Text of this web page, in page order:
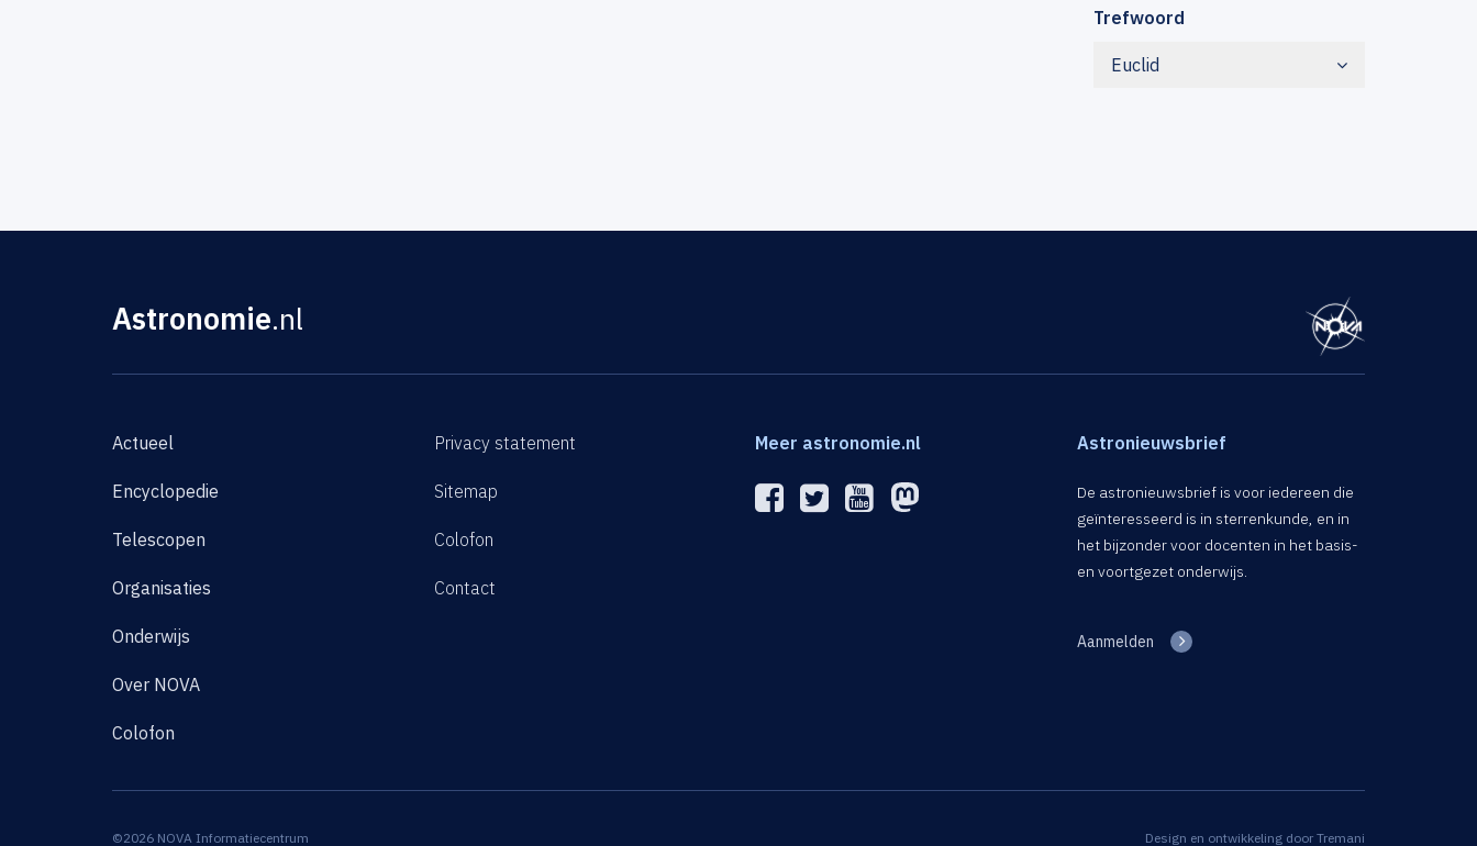
Trefwoord
Euclid
Astronomie.nl
Actueel
Encyclopedie
Telescopen
Organisaties
Onderwijs
Over NOVA
Colofon
Privacy statement
Sitemap
Colofon
Contact
Meer astronomie.nl Astronieuwsbrief
De astronieuwsbrief is voor iedereen die
geïnteresseerd is in sterrenkunde, en in
het bijzonder voor docenten in het basis-
en voortgezet onderwijs.
Aanmelden
©2026 NOVA Informatiecentrum Design en ontwikkeling door Tremani